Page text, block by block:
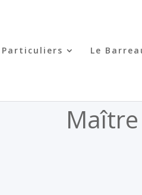
Particuliers Le
Maître